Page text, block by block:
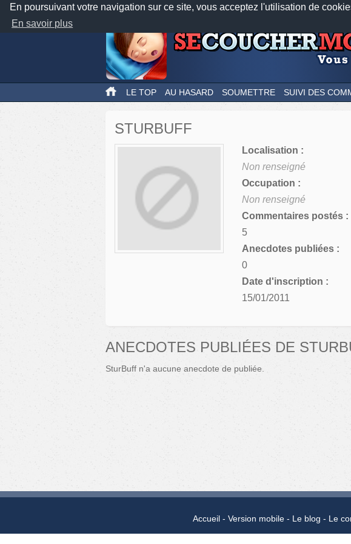
En poursuivant votre navigation sur ce site, vous acceptez l'utilisation de
En savoir plus
Nos
LE TOP AU HASARD SOUMETTRE SUIVI DES
STURBUFF
Localisation :
Non renseigné
Occupation :
Non renseigné
Commentaires postés :
5
Anecdotes publiées :
0
Date d'inscription :
15/01/2011
ANECDOTES PUBLIÉES DE
SturBuff n'a aucune anecdote de publiée.
Accueil Version mobile Le blog Le